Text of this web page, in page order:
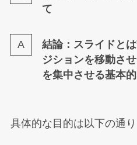
て
結論：スライドと
ジションを移動さ
を集中させる基本
具体的な目的は以下の通り